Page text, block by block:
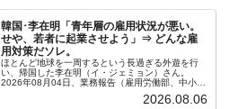
韓国･李在明「青年層の雇用状況が悪い。
せや、若者に起業させよう」⇒ どんな雇
用対策だソレ。
ほとんど地球を一周するという長過ぎる外遊を行
い、帰国した李在明（イ・ジェミョン）さん。
2026年08月04日、業務報告（雇用労働部、中小ベ
上、韓国大統領に成りおおせた李在明（イ・ジェミ
2026.08.06